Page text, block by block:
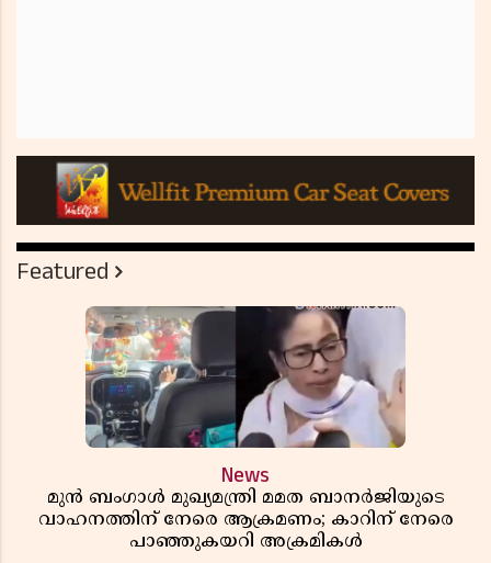
Featured
News
മുൻ ബംഗാൾ മുഖ്യമന്ത്രി മമത ബാനർജിയുടെ
വാഹനത്തിന് നേരെ ആക്രമണം; കാറിന് നേരെ
പാഞ്ഞുകയറി അക്രമികൾ